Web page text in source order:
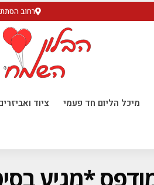
רחוב הסתת 12, חולון
מיכל הליום חד פעמי ציוד